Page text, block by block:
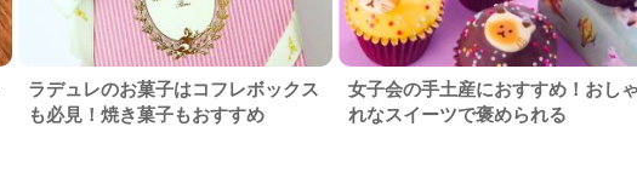
ラデュレのお菓子はコフレボックス
も必見！焼き菓子もおすすめ
女子会の手土産におすすめ！おし
れなスイーツで褒められる